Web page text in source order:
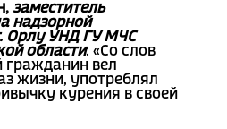
заместитель
надзорной
Орлу УНД ГУ МЧС
области: «Со слов
гражданин вел
жизни, употреблял
курения в своей